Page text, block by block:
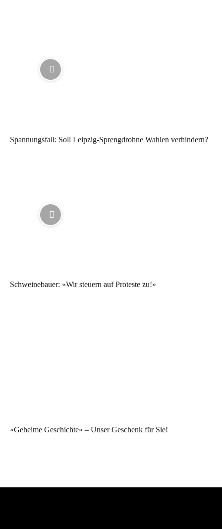
Spannungsfall: Soll Leipzig-Sprengdrohne Wahlen verhindern?
Schweinebauer: «Wir steuern auf Proteste zu!»
«Geheime Geschichte» – Unser Geschenk für Sie!